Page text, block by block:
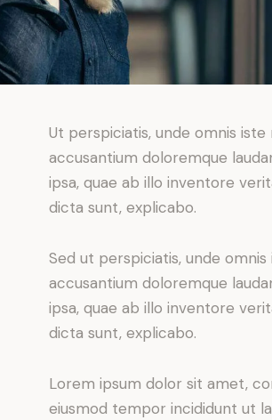
Ut perspiciatis, unde omnis
accusantium doloremque
ipsa, quae ab illo inventore
dicta sunt, explicabo.
Sed ut perspiciatis, unde
accusantium doloremque
ipsa, quae ab illo inventore
dicta sunt, explicabo.
Lorem ipsum dolor sit amet,
eiusmod tempor incididunt ut